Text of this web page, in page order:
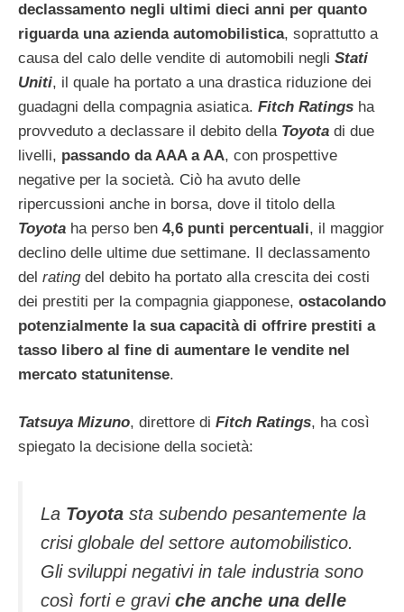
declassamento negli ultimi dieci anni per quanto
riguarda una azienda automobilistica, soprattutto a
causa del calo delle vendite di automobili negli Stati
Uniti, il quale ha portato a una drastica riduzione dei
guadagni della compagnia asiatica. Fitch Ratings ha
provveduto a declassare il debito della Toyota di due
livelli, passando da AAA a AA, con prospettive
negative per la società. Ciò ha avuto delle
ripercussioni anche in borsa, dove il titolo della
Toyota ha perso ben 4,6 punti percentuali, il maggior
declino delle ultime due settimane. Il declassamento
del ratingdel debito ha portato alla crescita dei costi
dei prestiti per la compagnia giapponese, ostacolando
potenzialmente la sua capacità di offrire prestiti a
tasso libero al fine di aumentare le vendite nel
mercato statunitense.
Tatsuya Mizuno, direttore di Fitch Ratings, ha così
spiegato la decisione della società:
La Toyota sta subendo pesantemente la
crisi globale del settore automobilistico.
Gli sviluppi negativi in tale industria sono
così forti e gravi che anche una delle